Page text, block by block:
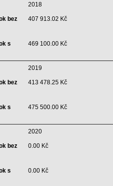
2018
bez
407 913.02 Kč
s
469 100.00 Kč
2019
bez
413 478.25 Kč
s
475 500.00 Kč
2020
bez
0.00 Kč
s
0.00 Kč